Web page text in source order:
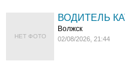
НЕТ ФОТО
ВОДИТЕЛЬ
Волжск
02/08/2026, 21:44